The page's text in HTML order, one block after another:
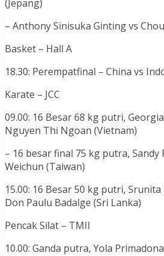
(Jepang)
– Anthony Sinisuka Ginting vs
Basket – Hall A
18.30: Perempatfinal – China vs
Karate – JCC
09.00: 16 Besar 68 kg putri,
Nguyen Thi Ngoan (Vietnam)
– 16 besar final 75 kg putra, Sandy
Weichun (Taiwan)
15.00: 16 Besar 50 kg putri,
Don Paulu Badalge (Sri Lanka)
Pencak Silat – TMII
10.00: Ganda putra, Yola